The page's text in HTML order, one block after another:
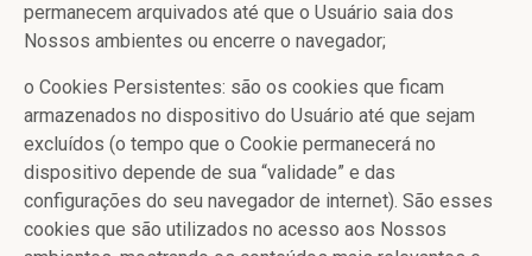
permanecem arquivados até que o Usuário saia dos
Nossos ambientes ou encerre o navegador;
o Cookies Persistentes: são os cookies que ficam
armazenados no dispositivo do Usuário até que sejam
excluídos (o tempo que o Cookie permanecerá no
dispositivo depende de sua “validade” e das
configurações do seu navegador de internet). São esses
cookies que são utilizados no acesso aos Nossos